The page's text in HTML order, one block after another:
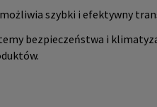
szybki i efektywny
bezpieczeństwa i